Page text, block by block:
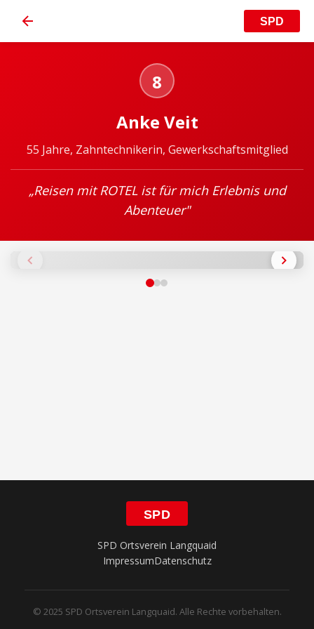
SPD
8
Anke Veit
55 Jahre, Zahntechnikerin, Gewerkschaftsmitglied
„Reisen mit ROTEL ist für mich Erlebnis und
Abenteuer"
SPD
SPD Ortsverein Langquaid
ImpressumDatenschutz
© 2025 SPD Ortsverein Langquaid. Alle Rechte vorbehalten.